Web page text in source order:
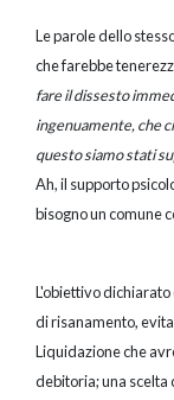
Le parole dello
che farebbe
fare il dissesto
ingenuamente, che
questosiamo stati
Ah, il supporto
bisogno un comune
L'obiettivo
di risanamento,
Liquidazione che
debitoria; una scelta